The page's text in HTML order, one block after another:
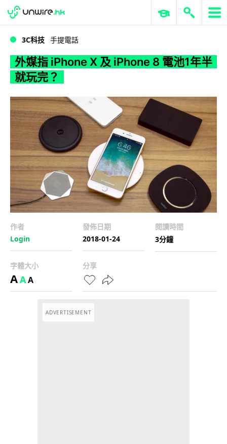
WWDC 2026 ERP 與商業 AI
3C科技 手提電話
外媒指 iPhone X 及 iPhone 8 電池1年半
就玩完？
作者
Login
發佈日期
2018-01-24
閱讀時間
3分鐘
字體大小
AAA
分享
ADVERTISEMENT